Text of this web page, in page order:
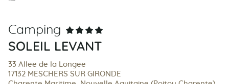
Camping
SOLEIL LEVANT
33 Allee de la Longee
17132 MESCHERS SUR GIRONDE